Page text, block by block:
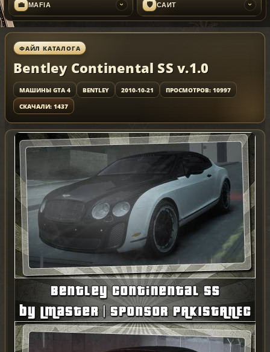
💼 MAFIA › 🛡 САЙТ ›
ФАЙЛ КАТАЛОГА
Bentley Continental SS v.1.0
МАШИНЫ GTA 4 BENTLEY 2010-10-21
ПРОСМОТРОВ: 10997
СКАЧАЛИ: 1437